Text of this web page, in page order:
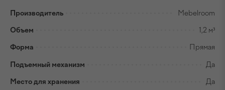
Производитель Mebelroom
Объем 1,2 м³
Форма Прямая
Подъемный механизм Да
Место для хранения Да